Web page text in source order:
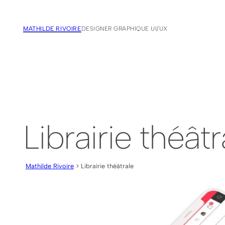
MATHILDE RIVOIREDESIGNER GRAPHIQUE UI/UX
Librairie
Mathilde Rivoire > Librairie théâtrale